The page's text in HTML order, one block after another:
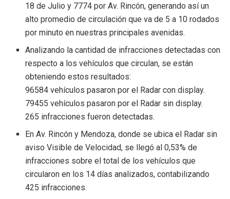
18 de Julio y 7774 por Av. Rincón, generando así un
alto promedio de circulación que va de 5 a 10 rodados
por minuto en nuestras principales avenidas.
Analizando la cantidad de infracciones detectadas con
respecto a los vehículos que circulan, se están
obteniendo estos resultados:
96584 vehículos pasaron por el Radar con display.
79455 vehículos pasaron por el Radar sin display.
265 infracciones fueron detectadas.
En Av. Rincón y Mendoza, donde se ubica el Radar sin
aviso Visible de Velocidad, se llegó al 0,53% de
infracciones sobre el total de los vehículos que
circularon en los 14 días analizados, contabilizando
425 infracciones.